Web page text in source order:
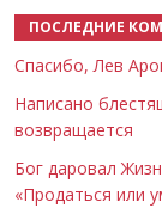
ПОСЛЕДНИЕ
Спасибо, Лев
Написано
возвращается
Бог даровал
«Продаться или